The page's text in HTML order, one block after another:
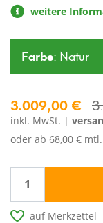
weitere
Farbe: Natur
3.009,00 €
inkl. MwSt. |
oder ab 68,00 € mtl.
auf Merkzettel